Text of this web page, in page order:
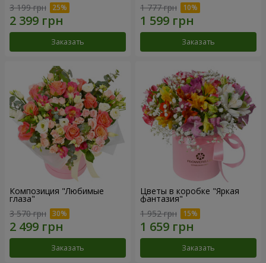
3 199 грн
Заказать
1 777 грн
Заказать
Композиция "Любимые
глаза"
3 570 грн
Заказать
Цветы в коробке "Яркая
фантазия"
1 952 грн
Заказать